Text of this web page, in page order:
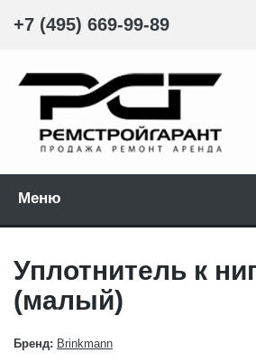
+7 (495) 669-99-89
Меню
Уплотнитель к
(малый)
Бренд: Brinkmann